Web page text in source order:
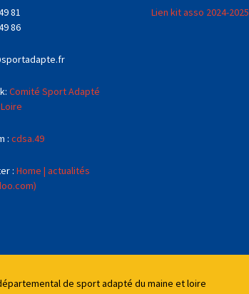
81
86
Comité Sport Adapté
: cdsa.49
: Home | actualités
Lien kit asso 2024-2025
de sport adapté du maine et loire